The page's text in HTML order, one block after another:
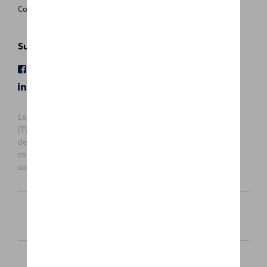
Conditions de vente
Suivez nous
Les prix affichés sur le présent site sont des prix recommandés
(TVAc), hors éventuels frais de montage. Pour connaitre le prix
de vente actuel et les éventuels frais de montage, veuillez
contacter votre concessionnaire/agent. Les prix recommandés
sont sujets à des changements sans préavis.